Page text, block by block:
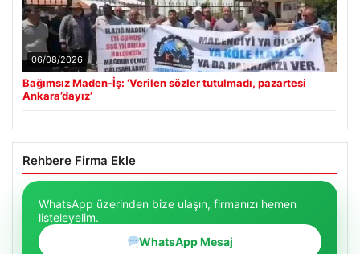
06/08/2026
Bağımsız Maden-İş: ‘Verilen sözler tutulmadı, pazartesi
Ankara’dayız’
Rehbere Firma Ekle
WhatsApp üzerinden bize ulaşın, firmanızı hemen
listeleyelim.
WhatsApp Mesaj